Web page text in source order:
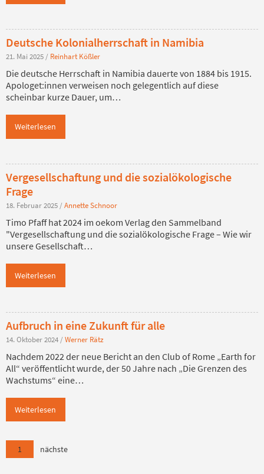
Deutsche Kolonialherrschaft in Namibia
21. Mai 2025 / Reinhart Kößler
Die deutsche Herrschaft in Namibia dauerte von 1884 bis 1915.
Apologet:innen verweisen noch gelegentlich auf diese
scheinbar kurze Dauer, um…
Weiterlesen
Vergesellschaftung und die sozialökologische
Frage
18. Februar 2025 / Annette Schnoor
Timo Pfaff hat 2024 im oekom Verlag den Sammelband
"Vergesellschaftung und die sozialökologische Frage – Wie wir
unsere Gesellschaft…
Weiterlesen
Aufbruch in eine Zukunft für alle
14. Oktober 2024 / Werner Rätz
Nachdem 2022 der neue Bericht an den Club of Rome „Earth for
All“ veröffentlicht wurde, der 50 Jahre nach „Die Grenzen des
Wachstums“ eine…
Weiterlesen
1 nächste